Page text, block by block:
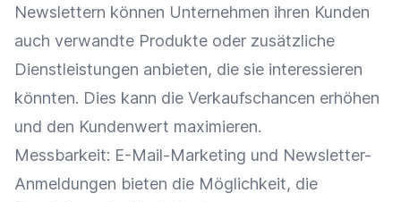
Newslettern können Unternehmen ihren Kunden
auch verwandte Produkte oder zusätzliche
Dienstleistungen anbieten, die sie interessieren
könnten. Dies kann die Verkaufschancen erhöhen
und den Kundenwert maximieren.
Messbarkeit: E-Mail-Marketing und Newsletter-
Anmeldungen bieten die Möglichkeit, die